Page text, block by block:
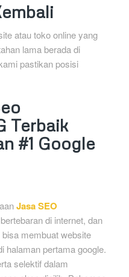
atau toko online yang
lama berada di
pastikan posisi
Terbaik
#1 Google
Jasa SEO
di internet, dan
membuat website
halaman pertama google.
selektif dalam